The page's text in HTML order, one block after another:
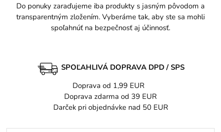
Do ponuky zaraďujeme iba produkty s jasným pôvodom a
transparentným zložením. Vyberáme tak, aby ste sa mohli
spoľahnúť na bezpečnosť aj účinnosť.
SPOĽAHLIVÁ DOPRAVA DPD / SPS
Doprava od 1,99 EUR
Doprava zdarma od 39 EUR
Darček pri objednávke nad 50 EUR